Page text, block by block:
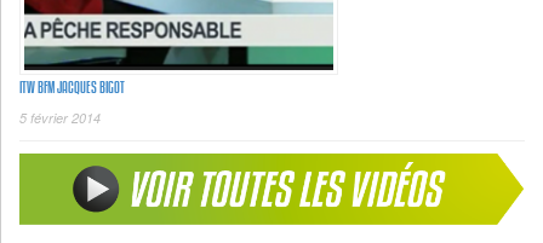
ITW BFM JACQUES BIGOT
5 février 2014